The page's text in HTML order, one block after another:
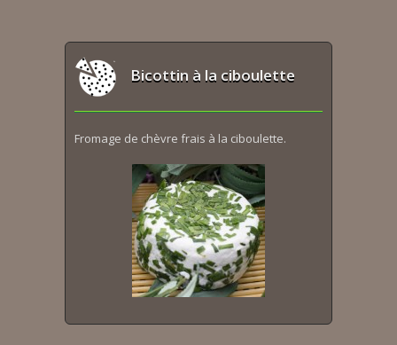
Bicottin à la ciboulette
Fromage de chèvre frais à la ciboulette.